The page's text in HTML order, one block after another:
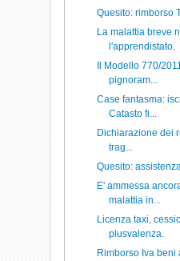
Quesito: rimborso
La malattia breve
l'apprendistato.
Il Modello 770/
pignoram...
Case fantasma:
Catasto fi...
Dichiarazione dei
trag...
Quesito:
E' ammessa
malattia in...
Licenza taxi,
plusvalenza.
Rimborso Iva beni